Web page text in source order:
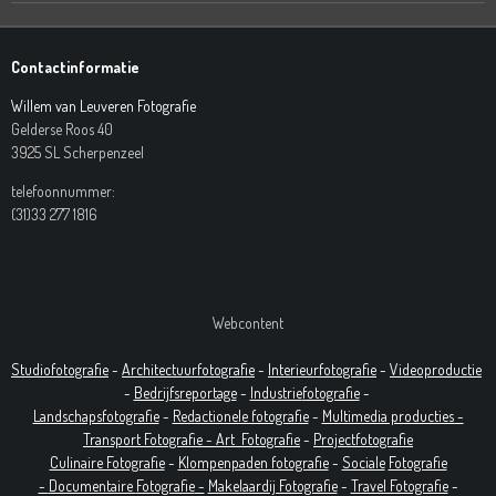
Contactinformatie
Willem van Leuveren Fotografie
Gelderse Roos 40
3925 SL Scherpenzeel
telefoonnummer:
(31)33 277 1816
Webcontent
Studiofotografie- Architectuurfotografie- Interieurfotografie- Videoproductie
- Bedrijfsreportage- Industriefotografie-
Landschapsfotografie- Redactionele fotografie- Multimedia producties -
Transport Fotografie - Art Fotografie- Projectfotografie
Culinaire Fotografie- Klompenpaden fotografie- Sociale Fotografie
- Documentaire Fotografie- Makelaardij Fotografie- Travel Fotografie-